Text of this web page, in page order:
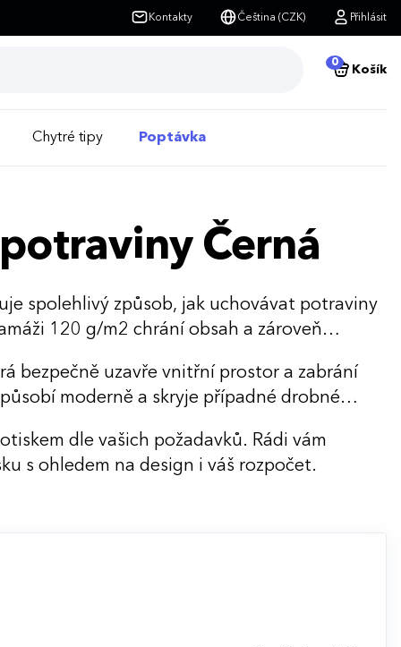
Kontakty Čeština (CZK) Přihlásit
0
Košík
Chytré tipy Poptávka
Černá
spolehlivý způsob, jak uchovávat potraviny
120 g/m2 chrání obsah a zároveň
bezpečně uzavře vnitřní prostor a zabrání
moderně a skryje případné drobné
dle vašich požadavků. Rádi vám
s ohledem na design i váš rozpočet.